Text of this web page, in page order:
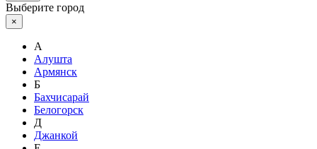
Выберите город
×
А
Алушта
Армянск
Б
Бахчисарай
Белогорск
Д
Джанкой